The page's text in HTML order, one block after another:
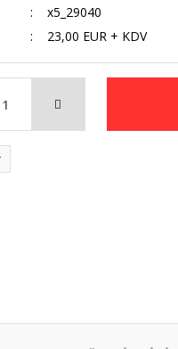
x5_29040
23,00 EUR + KDV